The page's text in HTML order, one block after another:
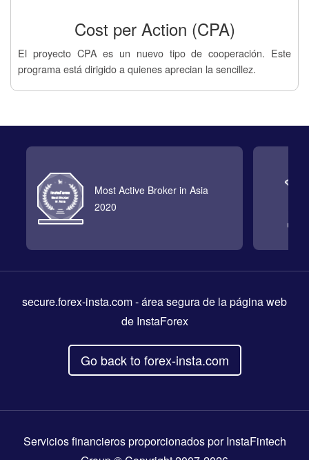
Cost per Action (CPA)
El proyecto CPA es un nuevo tipo de cooperación. Este
programa está dirigido a quienes aprecian la sencillez.
Most Active Broker in Asia
2020
secure.forex-insta.com- área segura de la página web
de InstaForex
Go back to forex-insta.com
Servicios financieros proporcionados por InstaFintech